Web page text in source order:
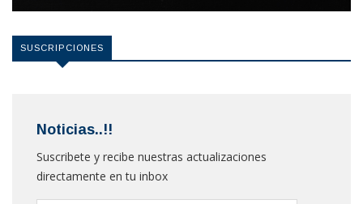
SUSCRIPCIONES
Noticias..!!
Suscribete y recibe nuestras actualizaciones
directamente en tu inbox